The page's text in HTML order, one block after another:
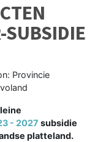
SUBSIDIE
Provincie
- 2027 subsidie
platteland.